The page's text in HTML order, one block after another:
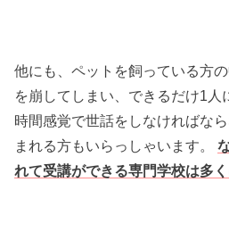
他にも、ペットを飼っている方
を崩してしまい、できるだけ1人
時間感覚で世話をしなければな
まれる方もいらっしゃいます。
れて受講ができる専門学校は多く